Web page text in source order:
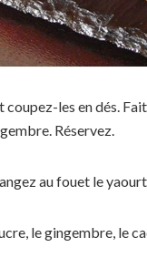
les en dés.
Réservez.
au fouet le
le gingembre, le